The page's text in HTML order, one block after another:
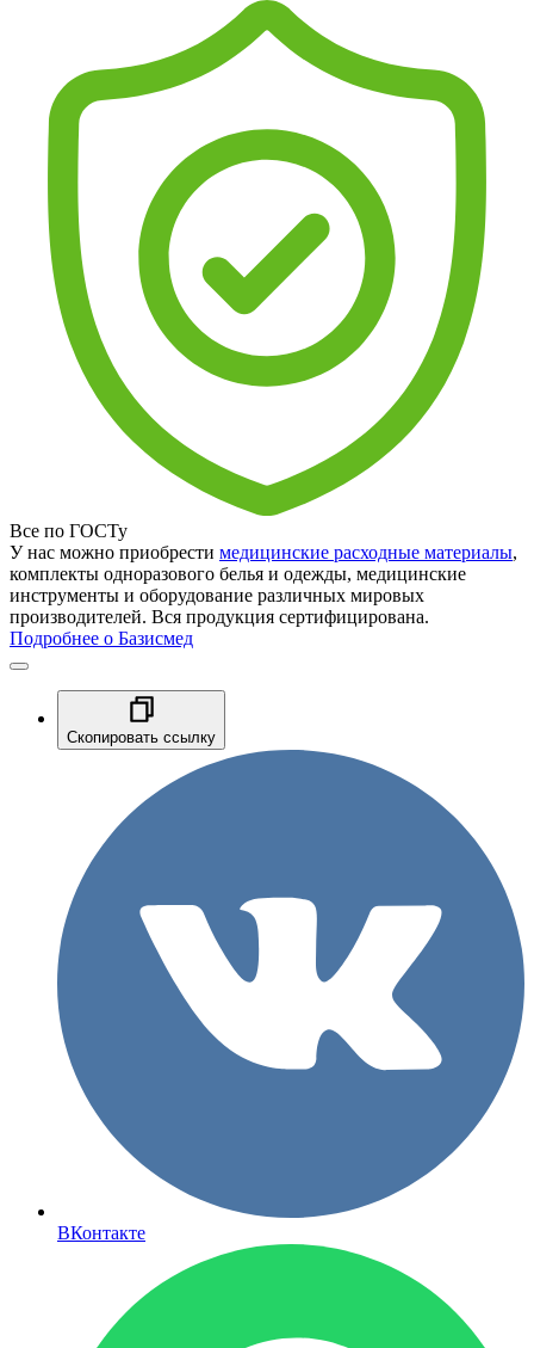
Все по ГОСТу
У нас можно приобрести медицинские расходные материалы,
комплекты одноразового белья и одежды, медицинские
инструменты и оборудование различных мировых
производителей. Вся продукция сертифицирована.
Подробнее о Базисмед
Скопировать ссылку
ВКонтакте